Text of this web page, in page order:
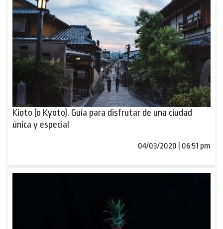
Kioto (o Kyoto). Guía para disfrutar de una ciudad
única y especial
04/03/2020 | 06:51 pm